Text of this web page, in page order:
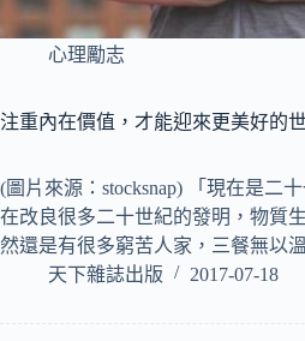
心理勵志
注重內在價值，才能迎來更美好的
(圖片來源：stocksnap) 「現在是二
在改良很多二十世紀的發明，物質
然還是有很多窮苦人家，三餐無以
天下雜誌出版
2017-07-18